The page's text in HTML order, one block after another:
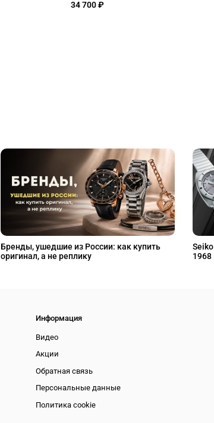
34 700 ₽
Бренды, ушедшие из России: как купить
оригинал, а не реплику
1968
Информация
Видео
Акции
Обратная связь
Персональные данные
Политика cookie